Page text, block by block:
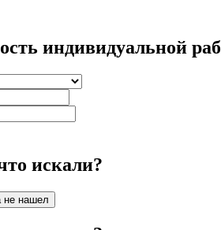
индивидуальной
искали?
не нашел